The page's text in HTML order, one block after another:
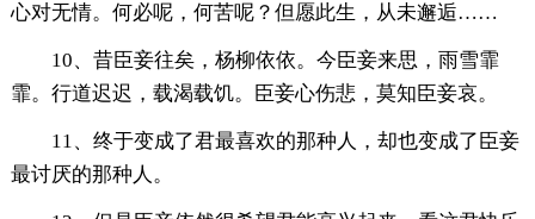
心对无情。何必呢，何苦呢？但愿此生，从未邂逅……
10、昔臣妾往矣，杨柳依依。今臣妾来思，雨雪霏
霏。行道迟迟，载渴载饥。臣妾心伤悲，莫知臣妾哀。
11、终于变成了君最喜欢的那种人，却也变成了臣妾
最讨厌的那种人。